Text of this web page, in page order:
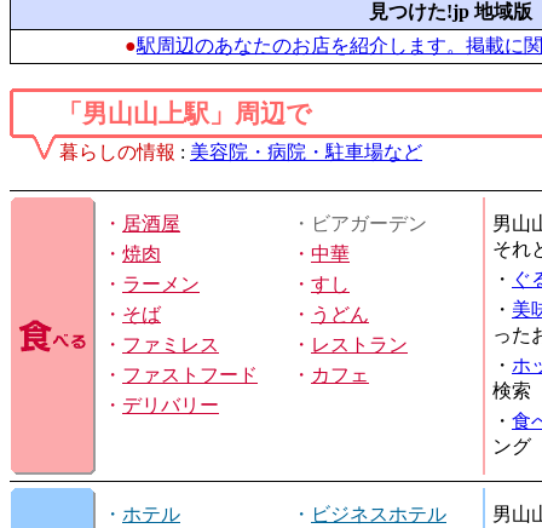
見つけた!jp 地域版
●駅周辺のあなたのお店を紹介します。掲載に
「男山山上駅」周辺で
暮らしの情報 : 美容院・病院・駐車場など
・ 居酒屋
・ビアガーデン
・ 焼肉 ・ 中華
・ ラーメン ・ すし
・ そば ・ うどん
・ ファミレス ・ レストラン
・ ファストフード ・ カフェ
・ デリバリー
男山
それ
・ ぐ
・ 美
った
・ ホ
検索
・ 食
ング
・ ホテル ・ ビジネスホテル
男山